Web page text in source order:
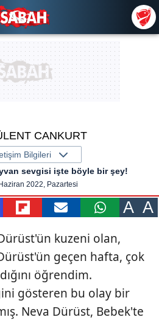
CANKURT
Bilgileri
sevgisi işte böyle bir şey!
2022, Pazartesi
A A
kuzeni olan,
geçen hafta, çok
öğrendim.
gösteren bu olay bir
Neva Dürüst, Bebek'te